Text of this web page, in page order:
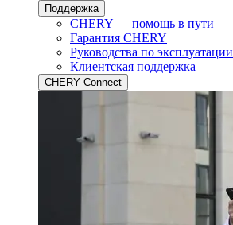
Поддержка
CHERY — помощь в пути
Гарантия CHERY
Руководства по эксплуатации
Клиентская поддержка
CHERY Connect